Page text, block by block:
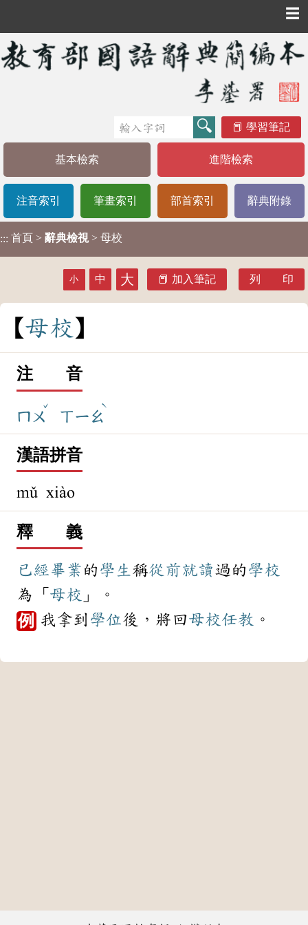
☰
學習筆記
基本檢索 進階檢索
注音索引 筆畫索引 部首索引 辭典附錄
::: 首頁 > 辭典檢視 > 母校
小 中 大 加入筆記 列 印
母校
注 音
ㄇㄨ
ˇ
ㄒㄧㄠ
ˋ
漢語拼音
mǔ xiào
釋 義
已經畢業 的 學生 稱從前就讀過的 學校
為「 母校 」。
例 我拿到 學位後，將回母校任教 。